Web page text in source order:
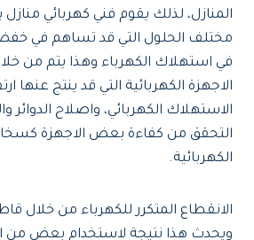
المنازل، لذلك يقوم فني كهربائي منازل
مختلف الحلول التي قد تساهم في
في استهلاك الكهرباء وهذا يتم من
الاجهزة الكهربائية التي قد ينتج عنها
الاستهلاك الكهربائي، واصلاح الدوائر
التحقق من كفاءة بعض الاجهزة
الكهربائية.
الانقطاع المتكرر للكهرباء من خلال
ويحدث هذا نتيجة لاستخدام بعض من